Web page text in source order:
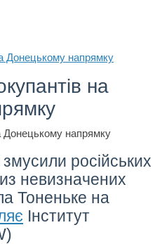
Донецькому напрямку
на
змусили російських
невизначених
Тоненьке на
Інститут